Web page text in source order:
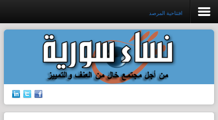
جرائم الشرف
إدانات ضد القتل
افتتاحية المرصد